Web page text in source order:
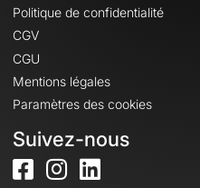
Politique de confidentialité
CGV
CGU
Mentions légales
Paramètres des cookies
Suivez-nous